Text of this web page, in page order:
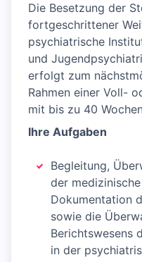
Die Besetzung der
fortgeschrittener
psychiatrische
und
erfolgt zum
Rahmen einer Voll-
mit bis zu 40
Ihre Aufgaben
Begleitung,
der
Dokumentation
sowie die
Berichtswesens
in der